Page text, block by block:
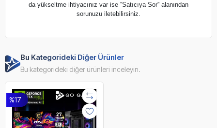
da yükseltme ihtiyacınız var ise ''Satıcıya Sor'' alanından
sorunuzu iletebilirsiniz.
Bu Kategorideki Diğer Ürünler
Bu kategorideki diğer ürünleri inceleyin.
%17